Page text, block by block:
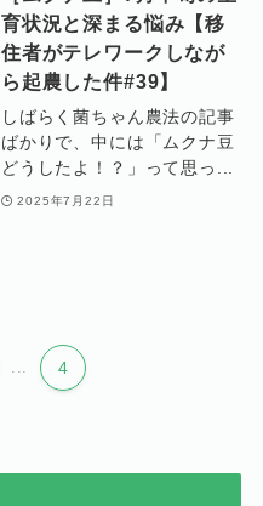
育状況と深まる悩み【移
住者がテレワークしなが
ら起農した件#39】
しばらく菌ちゃん農法の記事
ばかりで、中には「ムクナ豆
どうしたよ！？」って思っ...
2025年7月22日
4